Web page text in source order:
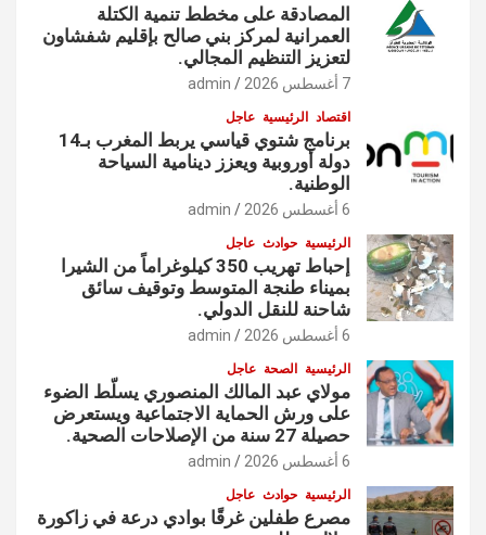
المصادقة على مخطط تنمية الكتلة
العمرانية لمركز بني صالح بإقليم شفشاون
لتعزيز التنظيم المجالي.
7 أغسطس 2026 admin
اقتصاد الرئيسية عاجل
برنامج شتوي قياسي يربط المغرب بـ14
دولة أوروبية ويعزز دينامية السياحة
الوطنية.
6 أغسطس 2026 admin
الرئيسية حوادث عاجل
إحباط تهريب 350 كيلوغراماً من الشيرا
بميناء طنجة المتوسط وتوقيف سائق
شاحنة للنقل الدولي.
6 أغسطس 2026 admin
الرئيسية الصحة عاجل
مولاي عبد المالك المنصوري يسلّط الضوء
على ورش الحماية الاجتماعية ويستعرض
حصيلة 27 سنة من الإصلاحات الصحية.
6 أغسطس 2026 admin
الرئيسية حوادث عاجل
مصرع طفلين غرقًا بوادي درعة في زاكورة